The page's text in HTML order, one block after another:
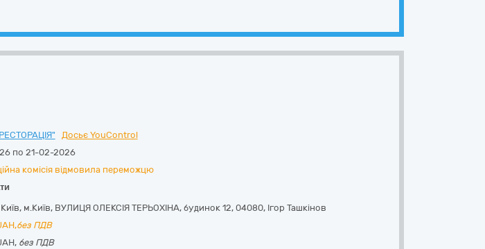
Досьє YouControl
по 21-02-2026
комісія відмовила переможцю
, м.Київ, ВУЛИЦЯ ОЛЕКСІЯ ТЕРЬОХІНА, будинок 12, 04080, Ігор Ташкінов
без ПДВ
без ПДВ